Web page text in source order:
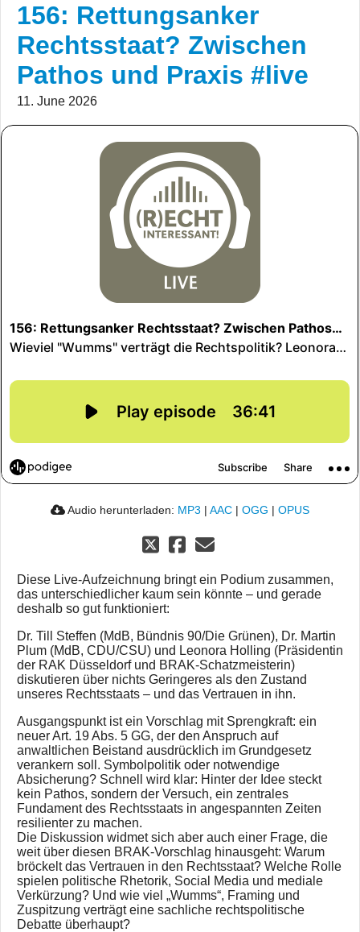
156: Rettungsanker
Rechtsstaat? Zwischen
Pathos und Praxis #live
11. June 2026
Audio herunterladen: MP3 | AAC | OGG | OPUS
Diese Live-Aufzeichnung bringt ein Podium zusammen,
das unterschiedlicher kaum sein könnte – und gerade
deshalb so gut funktioniert:
Dr. Till Steffen (MdB, Bündnis 90/Die Grünen), Dr. Martin
Plum (MdB, CDU/CSU) und Leonora Holling (Präsidentin
der RAK Düsseldorf und BRAK-Schatzmeisterin)
diskutieren über nichts Geringeres als den Zustand
unseres Rechtsstaats – und das Vertrauen in ihn.
Ausgangspunkt ist ein Vorschlag mit Sprengkraft: ein
neuer Art. 19 Abs. 5 GG, der den Anspruch auf
anwaltlichen Beistand ausdrücklich im Grundgesetz
verankern soll. Symbolpolitik oder notwendige
Absicherung? Schnell wird klar: Hinter der Idee steckt
kein Pathos, sondern der Versuch, ein zentrales
Fundament des Rechtsstaats in angespannten Zeiten
resilienter zu machen.
Die Diskussion widmet sich aber auch einer Frage, die
weit über diesen BRAK-Vorschlag hinausgeht: Warum
bröckelt das Vertrauen in den Rechtsstaat? Welche Rolle
spielen politische Rhetorik, Social Media und mediale
Verkürzung? Und wie viel „Wumms“, Framing und
Zuspitzung verträgt eine sachliche rechtspolitische
Debatte überhaupt?